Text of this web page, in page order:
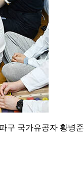
구 국가유공자 황병